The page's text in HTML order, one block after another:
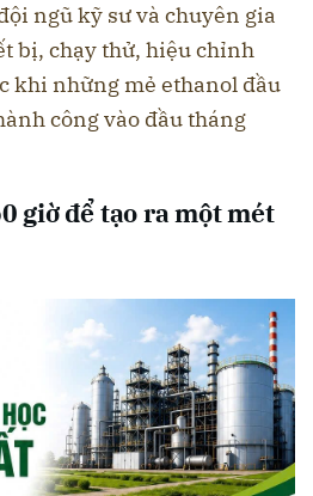
ngũ kỹ sư và chuyên gia
bị, chạy thử, hiệu chỉnh
khi những mẻ ethanol đầu
công vào đầu tháng
giờ để tạo ra một mét